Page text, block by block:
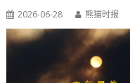
2026-06-28 熊猫时报